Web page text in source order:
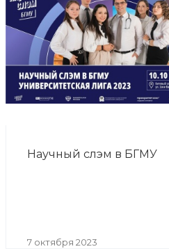
Научный слэм в БГМУ
7 октября 2023